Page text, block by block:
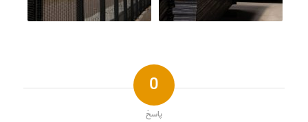
0
پاسخ